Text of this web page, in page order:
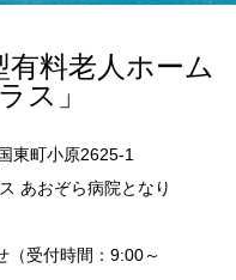
料老人ホーム
ス」
東町小原2625-1
あおぞら病院となり
（受付時間：9:00～